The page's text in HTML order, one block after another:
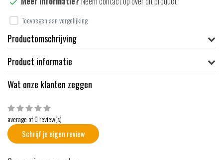
Toevoegen aan vergelijking
Productomschrijving
Product informatie
Wat onze klanten zeggen
average of 0 review(s)
Schrijf je eigen review